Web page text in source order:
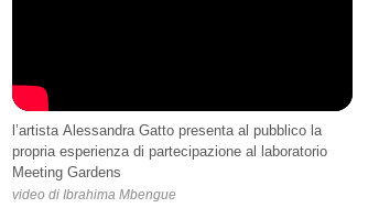
l’artista Alessandra Gatto presenta al pubblico la
propria esperienza di partecipazione al laboratorio
Meeting Gardens
video di Ibrahima Mbengue